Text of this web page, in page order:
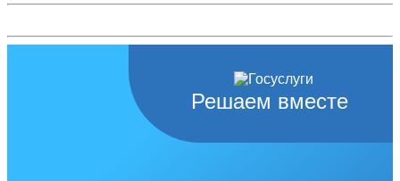
Решаем вместе